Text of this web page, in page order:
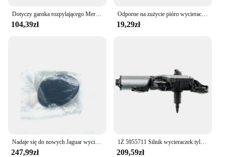
Dotyczy garnka rozpylającego Mercedes Benz ML klasy W163, zbiornika płynu do spryskiwaczy przedniej szyby (z 2 zestawów)
104,39zł
Odporne na zużycie pióro wycieraczki tylnej szyby czarne 6Q 6955707 C Ramię wycieraczki tylnej szyby do modernizacji pojazdu do modyfikacji samochodu
19,29zł
Nadaje się do nowych Jaguar wycieraczek pokrywa dyszy, drugiego pilota korzystając z łączy z boku 2005-2008 S typu XR856386XXX, po lewej stronie XR85638
247,99zł
1Z 5955711 Silnik wycieraczek tylnej wycieraczki samochodowej do SKODA OCTAVIA (1Z3) 2004-2013
209,59zł